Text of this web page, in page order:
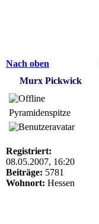
Nach oben
Murx Pickwick
Pyramidenspitze
Registriert:
08.05.2007, 16:20
Beiträge: 5781
Wohnort: Hessen